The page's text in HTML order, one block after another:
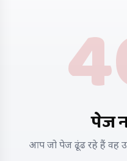
पेज
आप जो पेज ढूंढ रहे हैं वह